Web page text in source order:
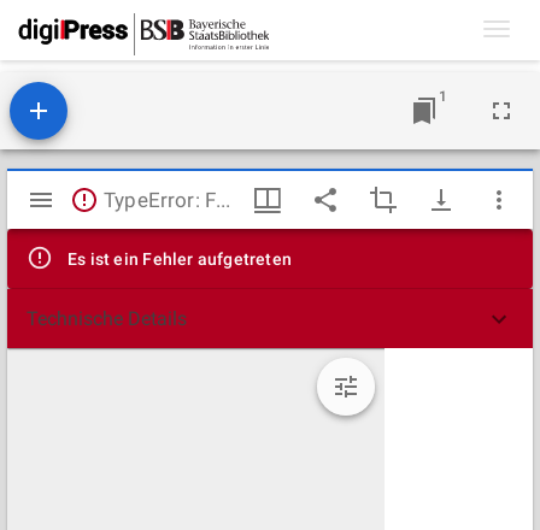
1
Mirador
Viewer
TypeError: Failed to fetch
Es ist ein Fehler aufgetreten
Technische Details